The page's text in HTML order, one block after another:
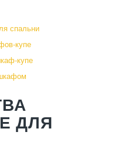
спальни
купе
купе
ДЛЯ